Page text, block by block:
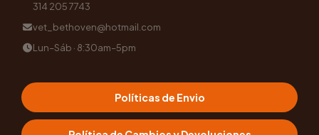
314 205 7743
vet_bethoven@hotmail.com
Lun–Sáb · 8:30am–5pm
Políticas de Envio